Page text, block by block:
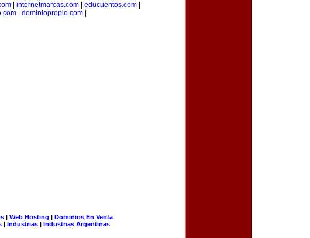
| internetmarcas.com| educuentos.com|
| dominiopropio.com|
| Web Hosting | Dominios En Venta
| Industrias | Industrias Argentinas